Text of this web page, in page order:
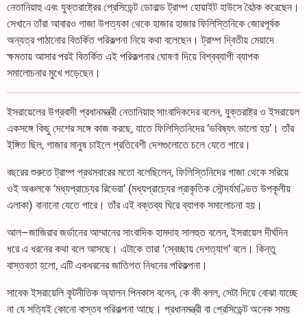
নেতানিয়াহু এবং যুক্তরাষ্ট্রের প্রেসিডেন্ট ডোনাল্ড ট্রাম্প হোয়াইট হাউসে বৈঠক করেছেন।
সেখানে তাঁরা আবারও গাজা উপত্যকা থেকে হাজার হাজার ফিলিস্তিনিকে জোরপূর্বক
অন্যত্র পাঠানোর বিতর্কিত পরিকল্পনা নিয়ে কথা বলেছেন। ট্রাম্প দ্বিতীয় মেয়াদে
ক্ষমতায় আসার পরই বিতর্কিত এই পরিকল্পনার ঘোষণা দিয়ে বিশ্বব্যাপী ব্যাপক
সমালোচনার মুখে পড়েছেন।
ইসরায়েলের উগ্রবাদী প্রধানমন্ত্রী নেতানিয়াহু সাংবাদিকদের বলেন, যুক্তরাষ্ট্র ও ইসরায়েল
একসঙ্গে কিছু দেশের সঙ্গে কাজ করছে, যাতে ফিলিস্তিনিদের ‘ভবিষ্যৎ ভালো হয়’। তাঁর
ইঙ্গিত ছিল, গাজার মানুষ চাইলে প্রতিবেশী দেশগুলোতে চলে যেতে পারে।
বছরের শুরুতে ট্রাম্প প্রথমবারের মতো বলেছিলেন, ফিলিস্তিনিদের গাজা থেকে সরিয়ে
ওই অঞ্চলকে ‘মধ্যপ্রাচ্যের রিভেরা’ (মধ্যপ্রাচ্যের প্রাকৃতিক সৌন্দর্যমণ্ডিত উপকূলীয়
এলাকা) বানানো যেতে পারে। তাঁর এই বক্তব্য ঘিরে ব্যাপক সমালোচনা হয়।
আল–জাজিরার জর্ডানের আম্মানের সাংবাদিক হামদাহ সালহুত বলেন, ইসরায়েল দীর্ঘদিন
ধরে এ ধরনের কথা বলে আসছে। এটাকে তারা ‘স্বেচ্ছায় দেশত্যাগ’ বলে। কিন্তু
বাস্তবতা হলো, এটি একধরনের জাতিগত নিধনের পরিকল্পনা।
সাবেক ইসরায়েলি কূটনীতিক অ্যালন পিনকাস বলেন, কে কী বলল, সেটা দিয়ে বোঝা যাচ্ছে
না যে সত্যিই কোনো বাস্তব পরিকল্পনা আছে। প্রধানমন্ত্রী বা প্রেসিডেন্ট অনেক সময়